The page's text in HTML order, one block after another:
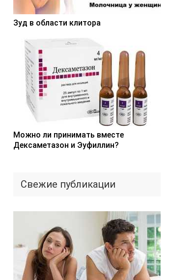
Зуд в области клитора
Можно ли принимать вместе
Дексаметазон и Эуфиллин?
Свежие публикации